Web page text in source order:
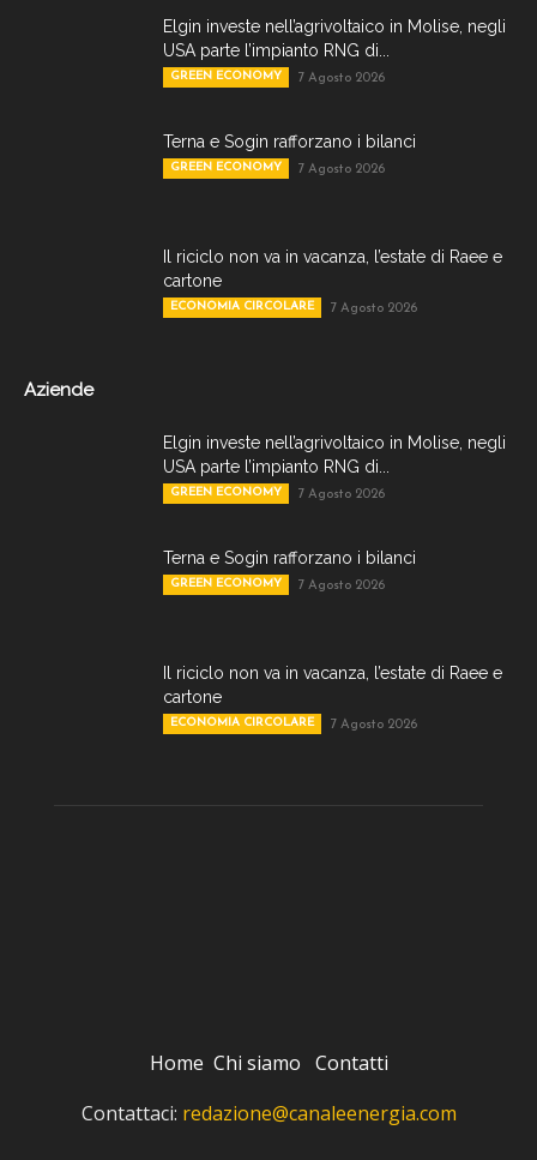
Elgin investe nell’agrivoltaico in Molise, negli
USA parte l’impianto RNG di...
GREEN ECONOMY 7 Agosto 2026
Terna e Sogin rafforzano i bilanci
GREEN ECONOMY 7 Agosto 2026
Il riciclo non va in vacanza, l’estate di Raee e
cartone
ECONOMIA CIRCOLARE 7 Agosto 2026
Aziende
Elgin investe nell’agrivoltaico in Molise, negli
USA parte l’impianto RNG di...
GREEN ECONOMY 7 Agosto 2026
Terna e Sogin rafforzano i bilanci
GREEN ECONOMY 7 Agosto 2026
Il riciclo non va in vacanza, l’estate di Raee e
cartone
ECONOMIA CIRCOLARE 7 Agosto 2026
Home Chi siamo Contatti
Contattaci: redazione@canaleenergia.com